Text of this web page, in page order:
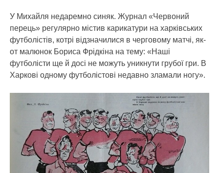
У Михайля недаремно синяк. Журнал «Червоний
перець» регулярно містив карикатури на харківських
футболістів, котрі відзначилися в черговому матчі, як-
от малюнок Бориса Фрідкіна на тему: «Наші
футболісти ще й досі не можуть уникнути грубої гри. В
Харкові одному футболістові недавно зламали ногу».